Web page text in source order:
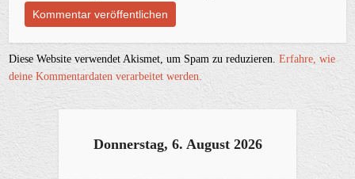
Diese Website verwendet Akismet, um Spam zu reduzieren.Erfahre, wie
deine Kommentardaten verarbeitet werden.
Donnerstag, 6. August 2026